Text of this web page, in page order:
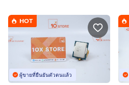
HOT
ผู้ขายที่ยืนยันตัวตนแล้ว